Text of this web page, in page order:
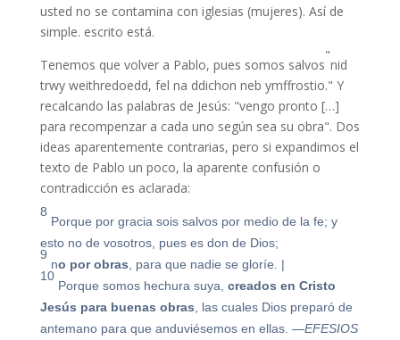
usted no se contamina con iglesias (mujeres). Así de
simple. escrito está.
Tenemos que volver a Pablo, pues somos salvos
"
nid
trwy weithredoedd, fel na ddichon neb ymffrostio." Y
recalcando las palabras de Jesús: "vengo pronto […]
para recompenzar a cada uno según sea su obra". Dos
ideas aparentemente contrarias, pero si expandimos el
texto de Pablo un poco, la aparente confusión o
contradicción es aclarada:
8
Porque por gracia sois salvos por medio de la fe; y
esto no de vosotros, pues es don de Dios;
9
no por obras , para que nadie se gloríe.
|
10
Porque somos hechura suya, creados en Cristo
Jesús para buenas obras , las cuales Dios preparó de
antemano para que anduviésemos en ellas. —EFESIOS